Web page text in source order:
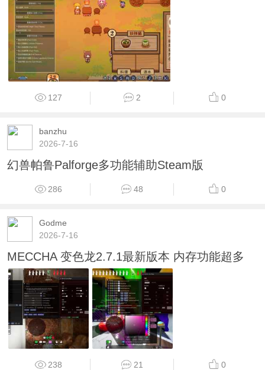
127 2 0
banzhu
2026-7-16
幻兽帕鲁Palforge多功能辅助Steam版
286 48 0
Godme
2026-7-16
MECCHA 变色龙2.7.1最新版本 内存功能超多
238 21 0